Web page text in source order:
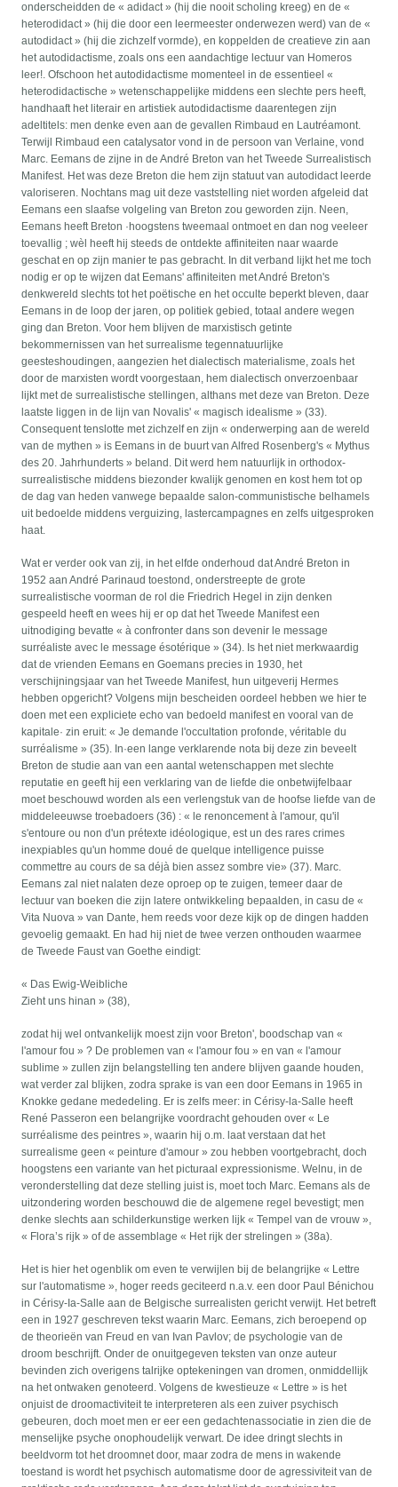
onderscheidden de « adidact » (hij die nooit scholing kreeg) en de «
heterodidact » (hij die door een leermeester onderwezen werd) van de «
autodidact » (hij die zichzelf vormde), en koppelden de creatieve zin aan
het autodidactisme, zoals ons een aandachtige lectuur van Homeros
leer!. Ofschoon het autodidactisme momenteel in de essentieel «
heterodidactische » wetenschappelijke middens een slechte pers heeft,
handhaaft het literair en artistiek autodidactisme daarentegen zijn
adeltitels: men denke even aan de gevallen Rimbaud en Lautréamont.
Terwijl Rimbaud een catalysator vond in de persoon van Verlaine, vond
Marc. Eemans de zijne in de André Breton van het Tweede Surrealistisch
Manifest. Het was deze Breton die hem zijn statuut van autodidact leerde
valoriseren. Nochtans mag uit deze vaststelling niet worden afgeleid dat
Eemans een slaafse volgeling van Breton zou geworden zijn. Neen,
Eemans heeft Breton ·hoogstens tweemaal ontmoet en dan nog veeleer
toevallig ; wèl heeft hij steeds de ontdekte affiniteiten naar waarde
geschat en op zijn manier te pas gebracht. In dit verband lijkt het me toch
nodig er op te wijzen dat Eemans' affiniteiten met André Breton's
denkwereld slechts tot het poëtische en het occulte beperkt bleven, daar
Eemans in de loop der jaren, op politiek gebied, totaal andere wegen
ging dan Breton. Voor hem blijven de marxistisch getinte
bekommernissen van het surrealisme tegennatuurlijke
geesteshoudingen, aangezien het dialectisch materialisme, zoals het
door de marxisten wordt voorgestaan, hem dialectisch onverzoenbaar
lijkt met de surrealistische stellingen, althans met deze van Breton. Deze
laatste liggen in de lijn van Novalis' « magisch idealisme » (33).
Consequent tenslotte met zichzelf en zijn « onderwerping aan de wereld
van de mythen » is Eemans in de buurt van Alfred Rosenberg's « Mythus
des 20. Jahrhunderts » beland. Dit werd hem natuurlijk in orthodox-
surrealistische middens biezonder kwalijk genomen en kost hem tot op
de dag van heden vanwege bepaalde salon-communistische belhamels
uit bedoelde middens verguizing, lastercampagnes en zelfs uitgesproken
haat.
Wat er verder ook van zij, in het elfde onderhoud dat André Breton in
1952 aan André Parinaud toestond, onderstreepte de grote
surrealistische voorman de rol die Friedrich Hegel in zijn denken
gespeeld heeft en wees hij er op dat het Tweede Manifest een
uitnodiging bevatte « à confronter dans son devenir le message
surréaliste avec le message ésotérique » (34). Is het niet merkwaardig
dat de vrienden Eemans en Goemans precies in 1930, het
verschijningsjaar van het Tweede Manifest, hun uitgeverij Hermes
hebben opgericht? Volgens mijn bescheiden oordeel hebben we hier te
doen met een expliciete echo van bedoeld manifest en vooral van de
kapitale· zin eruit: « Je demande l'occultation profonde, véritable du
surréalisme » (35). In·een lange verklarende nota bij deze zin beveelt
Breton de studie aan van een aantal wetenschappen met slechte
reputatie en geeft hij een verklaring van de liefde die onbetwijfelbaar
moet beschouwd worden als een verlengstuk van de hoofse liefde van de
middeleeuwse troebadoers (36) : « le renoncement à l'amour, qu'il
s'entoure ou non d'un prétexte idéologique, est un des rares crimes
inexpiables qu'un homme doué de quelque intelligence puisse
commettre au cours de sa déjà bien assez sombre vie» (37). Marc.
Eemans zal niet nalaten deze oproep op te zuigen, temeer daar de
lectuur van boeken die zijn latere ontwikkeling bepaalden, in casu de «
Vita Nuova » van Dante, hem reeds voor deze kijk op de dingen hadden
gevoelig gemaakt. En had hij niet de twee verzen onthouden waarmee
de Tweede Faust van Goethe eindigt:
« Das Ewig-Weibliche
Zieht uns hinan » (38),
zodat hij wel ontvankelijk moest zijn voor Breton', boodschap van «
l'amour fou » ? De problemen van « l'amour fou » en van « l'amour
sublime » zullen zijn belangstelling ten andere blijven gaande houden,
wat verder zal blijken, zodra sprake is van een door Eemans in 1965 in
Knokke gedane mededeling. Er is zelfs meer: in Cérisy-la-Salle heeft
René Passeron een belangrijke voordracht gehouden over « Le
surréalisme des peintres », waarin hij o.m. laat verstaan dat het
surrealisme geen « peinture d'amour » zou hebben voortgebracht, doch
hoogstens een variante van het picturaal expressionisme. Welnu, in de
veronderstelling dat deze stelling juist is, moet toch Marc. Eemans als de
uitzondering worden beschouwd die de algemene regel bevestigt; men
denke slechts aan schilderkunstige werken lijk « Tempel van de vrouw »,
« Flora’s rijk » of de assemblage « Het rijk der strelingen » (38a).
Het is hier het ogenblik om even te verwijlen bij de belangrijke « Lettre
sur l'automatisme », hoger reeds geciteerd n.a.v. een door Paul Bénichou
in Cérisy-Ia-Salle aan de Belgische surrealisten gericht verwijt. Het betreft
een in 1927 geschreven tekst waarin Marc. Eemans, zich beroepend op
de theorieën van Freud en van Ivan Pavlov; de psychologie van de
droom beschrijft. Onder de onuitgegeven teksten van onze auteur
bevinden zich overigens talrijke optekeningen van dromen, onmiddellijk
na het ontwaken genoteerd. Volgens de kwestieuze « Lettre » is het
onjuist de droomactiviteit te interpreteren als een zuiver psychisch
gebeuren, doch moet men er eer een gedachtenassociatie in zien die de
menselijke psyche onophoudelijk verwart. De idee dringt slechts in
beeldvorm tot het droomnet door, maar zodra de mens in wakende
toestand is wordt het psychisch automatisme door de agressiviteit van de